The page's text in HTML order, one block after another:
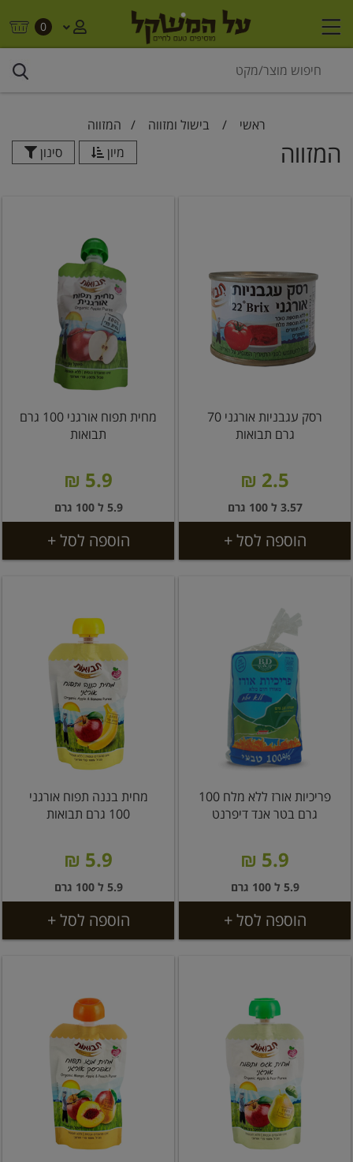
0
ראשי / בישול ומזווה / המזווה
המזווה סינון מיון
רסק עגבניות אורגני 70
גרם תבואות
2.5 ₪
3.57 ל 100 גרם
הוספה לסל +
מחית תפוח אורגני 100 גרם
תבואות
5.9 ₪
5.9 ל 100 גרם
הוספה לסל +
פריכיות אורז ללא מלח 100
גרם בטר אנד דיפרנט
5.9 ₪
5.9 ל 100 גרם
הוספה לסל +
מחית בננה תפוח אורגני
100 גרם תבואות
5.9 ₪
5.9 ל 100 גרם
הוספה לסל +